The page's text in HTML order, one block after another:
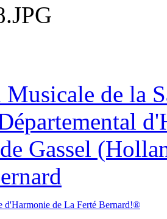
Musicale de la
Gassel
d'Harmonie de La Ferté Bernard!®